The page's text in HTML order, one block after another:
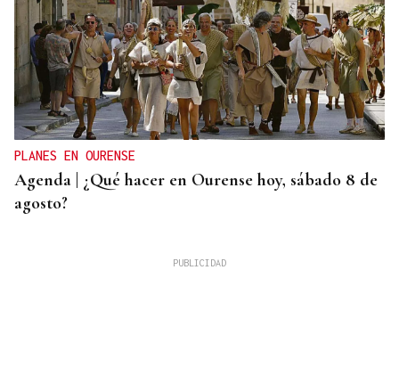
PLANES EN OURENSE
Agenda | ¿Qué hacer en Ourense hoy, sábado 8 de
agosto?